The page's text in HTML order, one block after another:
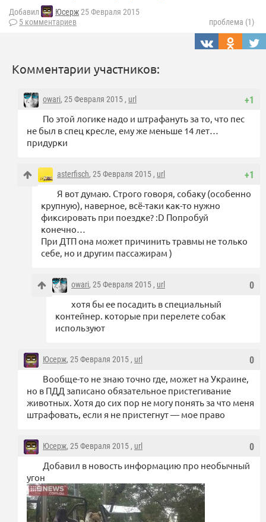
Добавил Юсерж25 Февраля 2015
5 комментариев
проблема (1)
Комментарии участников:
+1
owari, 25 Февраля 2015 , url
По этой логике надо и штрафануть за то, что пес
не был в спец кресле, ему же меньше 14 лет…
придурки
+1
asterfisch, 25 Февраля 2015 , url
Я вот думаю. Строго говоря, собаку (особенно
крупную), наверное, всё-таки как-то нужно
фиксировать при поездке? :D Попробуй
конечно…
При ДТП она может причинить травмы не только
себе, но и другим пассажирам )
0
owari, 25 Февраля 2015 , url
хотя бы ее посадить в специальный
контейнер. которые при перелете собак
используют
0
Юсерж, 25 Февраля 2015 , url
Вообще-то не знаю точно где, может на Украине,
но в ПДД записано обязательное пристегивание
животных. Хотя до сих пор не могу понять за что меня
штрафовать, если я не пристегнут — мое право
0
Юсерж, 25 Февраля 2015 , url
Добавил в новость информацию про необычный
угон